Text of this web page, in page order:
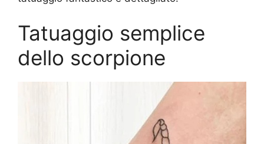
Tatuaggio semplice
dello scorpione